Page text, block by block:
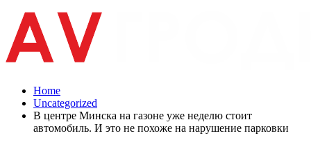
Home
Uncategorized
В центре Минска на газоне уже неделю стоит
автомобиль. И это не похоже на нарушение парковки